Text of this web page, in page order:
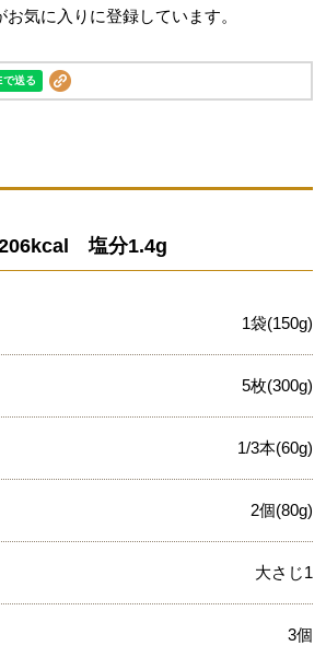
お気に入りに登録しています。
塩分1.4g
1袋(150g)
5枚(300g)
1/3本(60g)
2個(80g)
大さじ1
3個